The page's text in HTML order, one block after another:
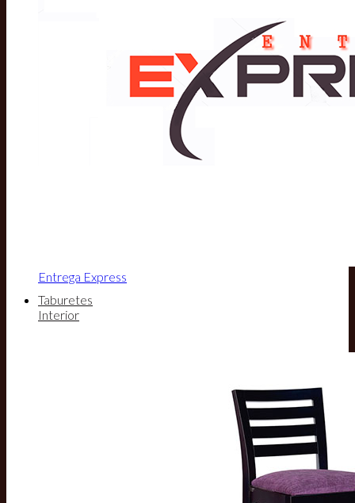
Entrega Express
Taburetes
Interior